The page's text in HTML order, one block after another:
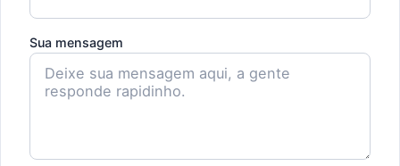
Sua mensagem